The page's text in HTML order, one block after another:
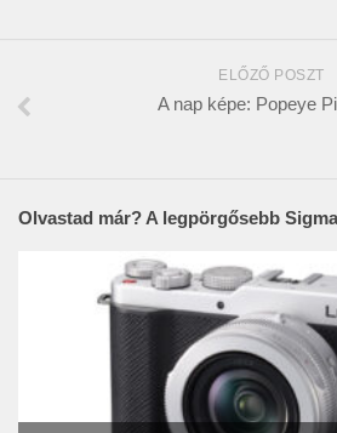
ELŐZŐ POSZT
A nap képe: Popeye
Olvastad már? A legpörgősebb